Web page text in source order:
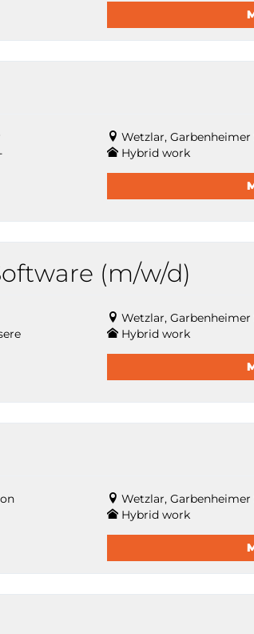
Wetzlar, Garbenheimer
Hybrid work
(m/w/d)
Wetzlar, Garbenheimer
Hybrid work
Wetzlar, Garbenheimer
Hybrid work